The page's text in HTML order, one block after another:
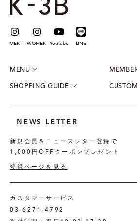
MEN WOMEN Youtube LINE
MENU
SHOPPING GUIDE
NEWS LETTER
新規会員＆ニュースレター登録で
1,000円OFFクーポンプレゼント
登録ページを見る
カスタマーサービス
03-6271-4792